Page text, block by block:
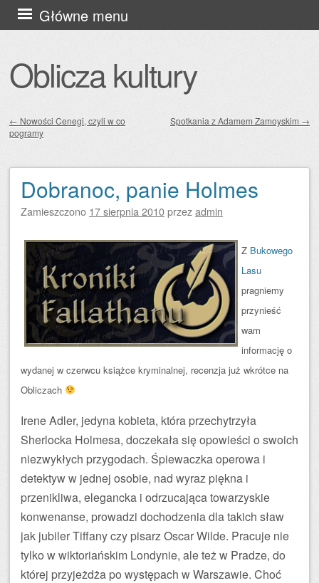
Oblicza kultury
Główne menu
Przejdź
do
Zobacz wpisy
← Nowości Cenegi, czyli w co
pogramy
Spotkania z Adamem Zamoyskim →
Dobranoc, panie Holmes
Zamieszczono 17 sierpnia 2010przezadmin
Z Bukowego
Lasu
pragniemy
przynieść
wam
informację o
wydanej w czerwcu książce kryminalnej, recenzja już wkrótce na
Obliczach
Irene Adler, jedyna kobieta, która przechytrzyła
Sherlocka Holmesa, doczekała się opowieści o swoich
niezwykłych przygodach. Śpiewaczka operowa i
detektyw w jednej osobie, nad wyraz piękna i
przenikliwa, elegancka i odrzucająca towarzyskie
konwenanse, prowadzi dochodzenia dla takich sław
jak jubiler Tiffany czy pisarz Oscar Wilde. Pracuje nie
tylko w wiktoriańskim Londynie, ale też w Pradze, do
której przyjeżdża po występach w Warszawie. Choć